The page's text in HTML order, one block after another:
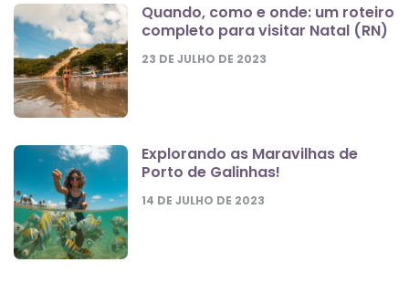
Quando, como e onde: um roteiro
completo para visitar Natal (RN)
23 DE JULHO DE 2023
Explorando as Maravilhas de
Porto de Galinhas!
14 DE JULHO DE 2023